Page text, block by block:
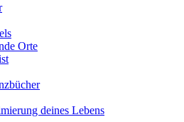
Orte
deines Lebens